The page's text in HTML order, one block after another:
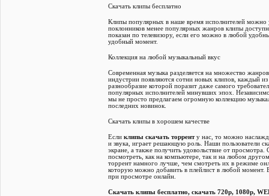
Скачать клипы бесплатно
Клипы популярных в наше время исполнителей можно
поклонников менее популярных жанров клипы
показан по телевизору, если его можно в любой
удобный момент.
Коллекция на любой музыкальный вкус
Современная музыка разделяется на множество
индустрии появляются сотни новых клипов, каждый
разнообразие которой поразит даже самого
популярных исполнителей минувших эпох.
мы не просто предлагаем огромную коллекцию
последних новинок.
Скачать клипы в хорошем качестве
Если клипы скачать торренту нас, то можно
и звука, играет решающую роль. Наши пользователи
экране, а также получить удовольствие от
посмотреть, как на компьютере, так и на любом
торрент намного лучше, чем смотреть их в режиме
которую можно добавить в плейлист в любой момент.
при просмотре онлайн.
Cкачать клипы бесплатно, скачать 720p, 1080p,